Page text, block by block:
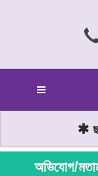
অভিযোগ/